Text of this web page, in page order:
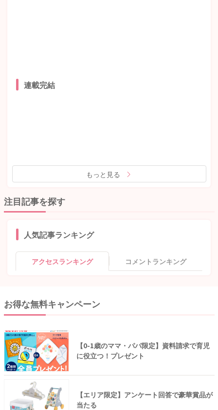
連載完結
もっと見る
注目記事を探す
人気記事ランキング
アクセスランキング コメントランキング
お得な無料キャンペーン
【0-1歳のママ・パパ限定】資料請求で育児
に役立つ！プレゼント
【エリア限定】アンケート回答で豪華賞品が
当たる